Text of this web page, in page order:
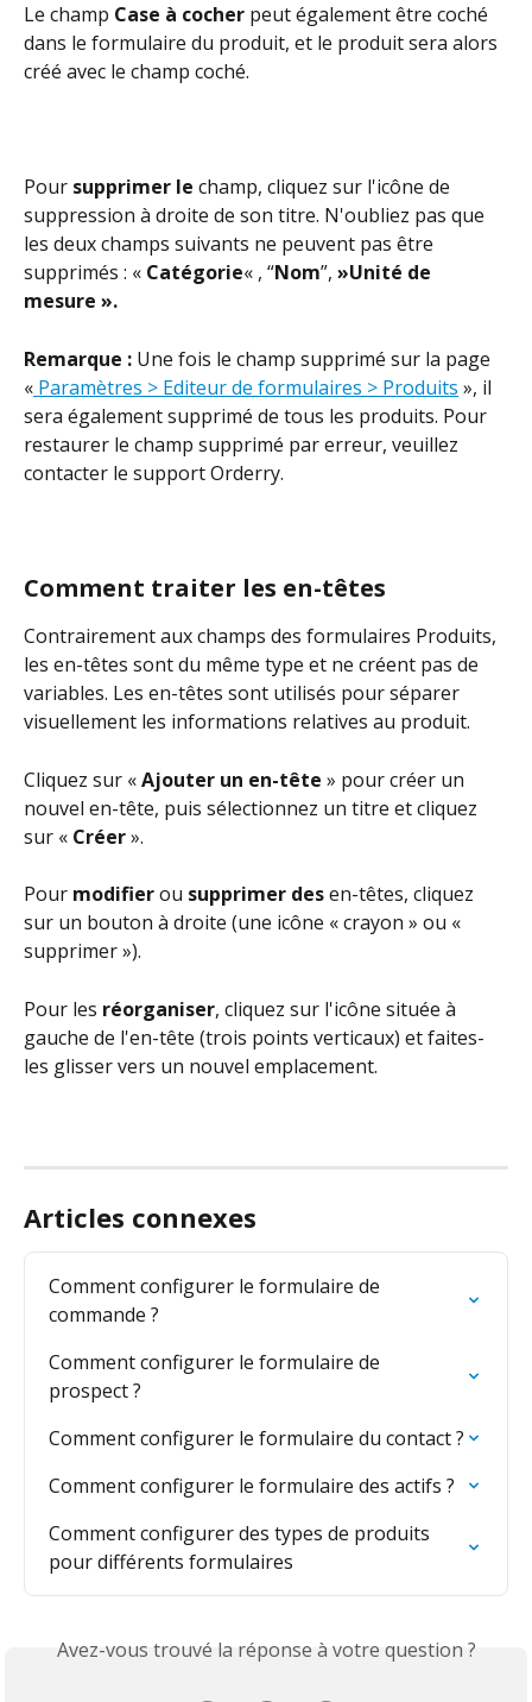
Le champ Case à cocher peut également être coché
dans le formulaire du produit, et le produit sera alors
créé avec le champ coché.
Pour supprimer le champ, cliquez sur l'icône de
suppression à droite de son titre. N'oubliez pas que
les deux champs suivants ne peuvent pas être
supprimés : « Catégorie« , “Nom”, »Unité de
mesure ».
Remarque : Une fois le champ supprimé sur la page
« Paramètres > Editeur de formulaires > Produits », il
sera également supprimé de tous les produits. Pour
restaurer le champ supprimé par erreur, veuillez
contacter le support Orderry.
Comment traiter les en-têtes
Contrairement aux champs des formulaires Produits,
les en-têtes sont du même type et ne créent pas de
variables. Les en-têtes sont utilisés pour séparer
visuellement les informations relatives au produit.
Cliquez sur « Ajouter un en-tête » pour créer un
nouvel en-tête, puis sélectionnez un titre et cliquez
sur « Créer ».
Pour modifier ou supprimer des en-têtes, cliquez
sur un bouton à droite (une icône « crayon » ou «
supprimer »).
Pour les réorganiser, cliquez sur l'icône située à
gauche de l'en-tête (trois points verticaux) et faites-
les glisser vers un nouvel emplacement.
Articles connexes
Comment configurer le formulaire de
commande ?
Comment configurer le formulaire de
prospect ?
Comment configurer le formulaire du contact ?
Comment configurer le formulaire des actifs ?
Comment configurer des types de produits
pour différents formulaires
Avez-vous trouvé la réponse à votre question ?